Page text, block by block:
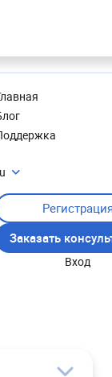
Заказать
Вход
Viber-